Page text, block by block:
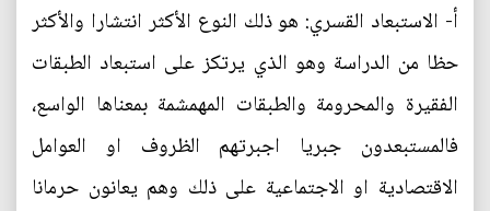
أ‌- الاستبعاد القسري: هو ذلك النوع الأكثر انتشارا والأكثر
حظا من الدراسة وهو الذي يرتكز على استبعاد الطبقات
الفقيرة والمحرومة والطبقات المهمشمة بمعناها الواسع،
فالمستبعدون جبريا اجبرتهم الظروف او العوامل
الاقتصادية او الاجتماعية على ذلك وهم يعانون حرمانا